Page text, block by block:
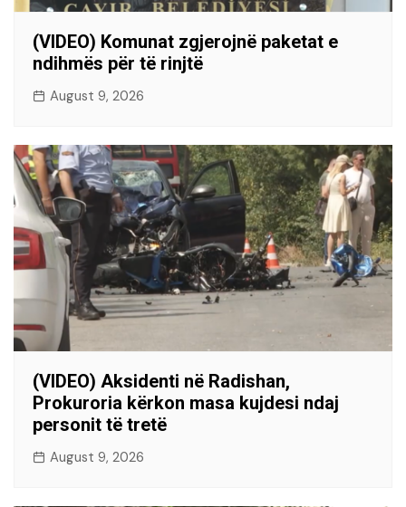
(VIDEO) Komunat zgjerojnë paketat e
ndihmës për të rinjtë
August 9, 2026
(VIDEO) Aksidenti në Radishan,
Prokuroria kërkon masa kujdesi ndaj
personit të tretë
August 9, 2026